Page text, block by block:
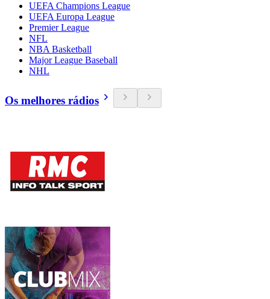
UEFA Champions League
UEFA Europa League
Premier League
NFL
NBA Basketball
Major League Baseball
NHL
Os melhores rádios